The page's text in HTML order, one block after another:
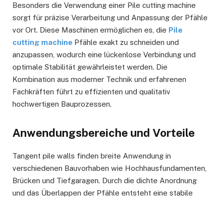
Besonders die Verwendung einer Pile cutting machine
sorgt für präzise Verarbeitung und Anpassung der Pfähle
vor Ort. Diese Maschinen ermöglichen es, die Pile
cutting machine Pfähle exakt zu schneiden und
anzupassen, wodurch eine lückenlose Verbindung und
optimale Stabilität gewährleistet werden. Die
Kombination aus moderner Technik und erfahrenen
Fachkräften führt zu effizienten und qualitativ
hochwertigen Bauprozessen.
Anwendungsbereiche und Vorteile
Tangent pile walls finden breite Anwendung in
verschiedenen Bauvorhaben wie Hochhausfundamenten,
Brücken und Tiefgaragen. Durch die dichte Anordnung
und das Überlappen der Pfähle entsteht eine stabile